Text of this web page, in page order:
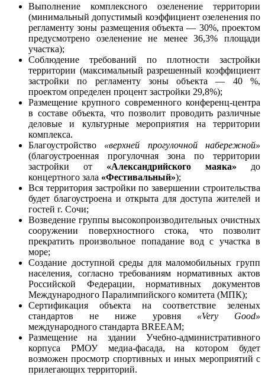
Выполнение комплексного озеленение территории
(минимальный допустимый коэффициент озеленения по
регламенту зоны размещения объекта — 30%, проектом
предусмотрено озеленение не менее 36,3% площади
участка);
Соблюдение требований по плотности застройки
территории (максимальный разрешенный коэффициент
застройки по регламенту зоны объекта — 40 %,
проектом определен процент застройки 29,8%);
Размещение крупного современного конференц-центра
в составе объекта, что позволит проводить различные
деловые и культурные мероприятия на территории
комплекса.
Благоустройство «верхней прогулочной набережной»
(благоустроенная прогулочная зона по территории
застройки от «Александрийского маяка» до
концертного зала «Фестивальный»);
Вся территория застройки по завершении строительства
будет благоустроена и открыта для доступа жителей и
гостей г. Сочи;
Возведение группы высокопроизводительных очистных
сооружении поверхностного стока, что позволит
прекратить произвольное попадание вод с участка в
море;
Создание доступной среды для маломобильных групп
населения, согласно требованиям нормативных актов
Российской Федерации, нормативных документов
Международного Паралимпийского комитета (МПК);
Сертификация объекта на соответствие зеленых
стандартов не ниже уровня «Very Good»
международного стандарта ВRЕЕАМ;
Размещение на здании Учебно-административного
корпуса РМОУ медиа-фасада, на котором будет
возможен просмотр спортивных и иных мероприятий с
прилегающих территорий.